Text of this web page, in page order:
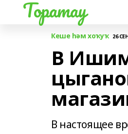
Торатау
Кеше һәм хоҡуҡ 26
В
В настоящее